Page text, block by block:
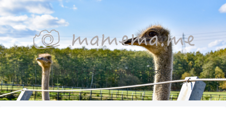
函館のカメラマン『Photo箱』naoのブログ